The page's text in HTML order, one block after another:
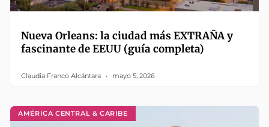
Nueva Orleans: la ciudad más EXTRAÑA y
fascinante de EEUU (guía completa)
Claudia Franco Alcántara mayo 5, 2026
AMÉRICA CENTRAL & CARIBE